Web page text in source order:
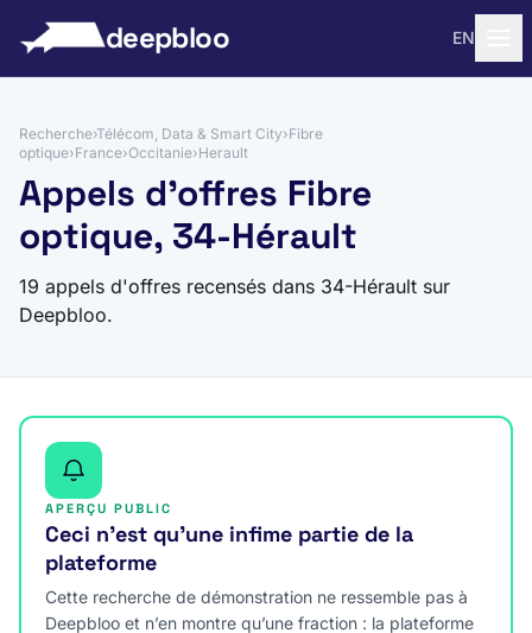
deepbloo EN
Recherche›Télécom, Data & Smart City›Fibre
optique›France›Occitanie›Herault
Appels d'offres Fibre
optique, 34-Hérault
19 appels d'offres recensés dans 34-Hérault sur
Deepbloo.
APERÇU PUBLIC
Ceci n’est qu’une infime partie de la
plateforme
Cette recherche de démonstration ne ressemble pas à
Deepbloo et n’en montre qu’une fraction : la plateforme